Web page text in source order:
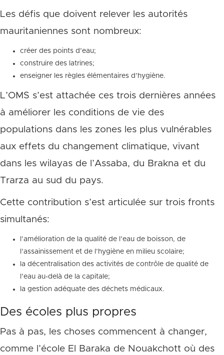
Les défis que doivent relever les autorités
mauritaniennes sont nombreux:
créer des points d’eau;
construire des latrines;
enseigner les règles élémentaires d’hygiène.
L’OMS s’est attachée ces trois dernières années
à améliorer les conditions de vie des
populations dans les zones les plus vulnérables
aux effets du changement climatique, vivant
dans les wilayas de l’Assaba, du Brakna et du
Trarza au sud du pays.
Cette contribution s’est articulée sur trois fronts
simultanés:
l’amélioration de la qualité de l’eau de boisson, de
l’assainissement et de l’hygiène en milieu scolaire;
la décentralisation des activités de contrôle de qualité de
l’eau au-delà de la capitale;
la gestion adéquate des déchets médicaux.
Des écoles plus propres
Pas à pas, les choses commencent à changer,
comme l’école El Baraka de Nouakchott où des